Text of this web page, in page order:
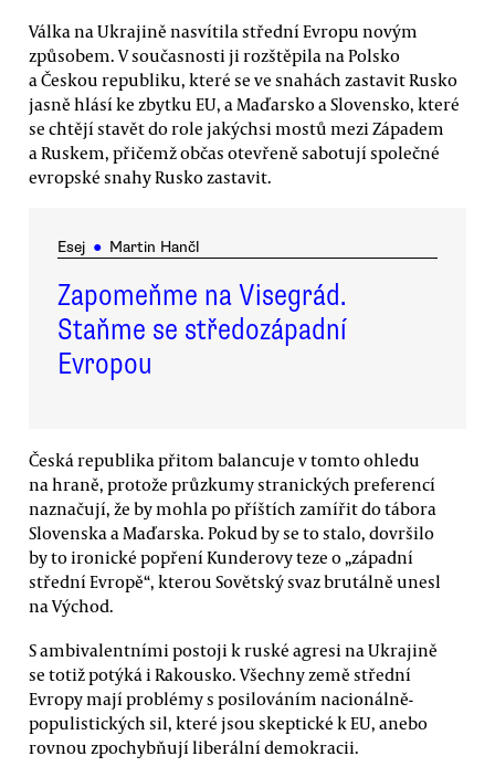
Válka na Ukrajině nasvítila střední Evropu novým
způsobem. V současnosti ji rozštěpila na Polsko
a Českou republiku, které se ve snahách zastavit Rusko
jasně hlásí ke zbytku EU, a Maďarsko a Slovensko, které
se chtějí stavět do role jakýchsi mostů mezi Západem
a Ruskem, přičemž občas otevřeně sabotují společné
evropské snahy Rusko zastavit.
Esej ● Martin Hančl
Zapomeňme na Visegrád.
Staňme se středozápadní
Evropou
Česká republika přitom balancuje v tomto ohledu
na hraně, protože průzkumy stranických preferencí
naznačují, že by mohla po příštích zamířit do tábora
Slovenska a Maďarska. Pokud by se to stalo, dovršilo
by to ironické popření Kunderovy teze o „západní
střední Evropě“, kterou Sovětský svaz brutálně unesl
na Východ.
S ambivalentními postoji k ruské agresi na Ukrajině
se totiž potýká i Rakousko. Všechny země střední
Evropy mají problémy s posilováním nacionálně-
populistických sil, které jsou skeptické k EU, anebo
rovnou zpochybňují liberální demokracii.